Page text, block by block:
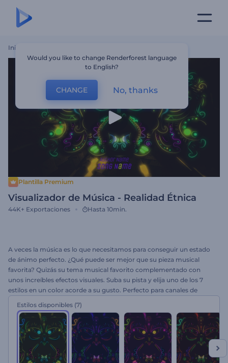
Inicio
Plantilla Premium
Visualizador de Música - Realidad Étnica
44K+ Exportaciones Hasta 10min.
A veces la música es lo que necesitamos para conseguir un estado
de ánimo perfecto. ¿Qué puede ser mejor que su pieza musical
favorita? Quizás su tema musical favorito complementado con
unos increíbles efectos visuales. Suba su pista y elija uno de los 7
estilos en un color acorde a su gusto. Perfecto para canales de
y mucho más. Observe la danza sonora del Visualizador de Música -
Realidad Étnica y ¡sienta cómo fluye la misteriosa energía azteca!
Estilos disponibles (7)
Would you like to change Renderforest language
to English?
CHANGE No, thanks